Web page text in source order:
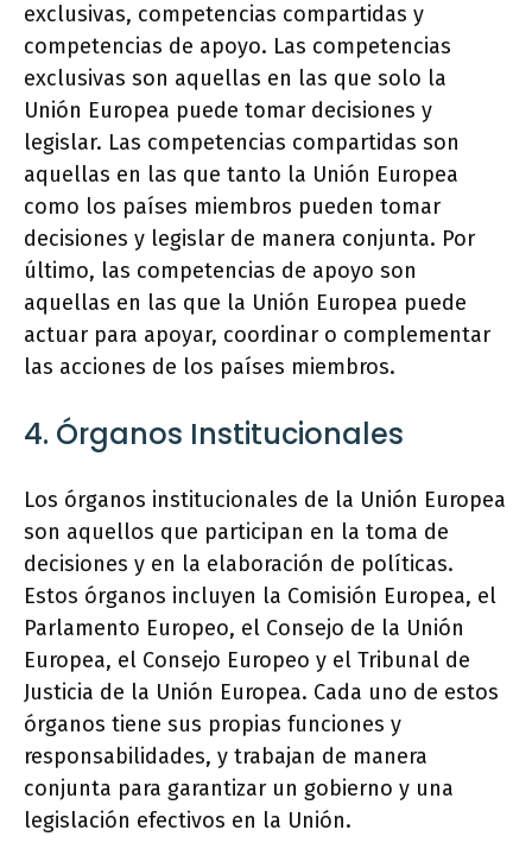
exclusivas, competencias compartidas y
competencias de apoyo. Las competencias
exclusivas son aquellas en las que solo la
Unión Europea puede tomar decisiones y
legislar. Las competencias compartidas son
aquellas en las que tanto la Unión Europea
como los países miembros pueden tomar
decisiones y legislar de manera conjunta. Por
último, las competencias de apoyo son
aquellas en las que la Unión Europea puede
actuar para apoyar, coordinar o complementar
las acciones de los países miembros.
4. Órganos Institucionales
Los órganos institucionales de la Unión Europea
son aquellos que participan en la toma de
decisiones y en la elaboración de políticas.
Estos órganos incluyen la Comisión Europea, el
Parlamento Europeo, el Consejo de la Unión
Europea, el Consejo Europeo y el Tribunal de
Justicia de la Unión Europea. Cada uno de estos
órganos tiene sus propias funciones y
responsabilidades, y trabajan de manera
conjunta para garantizar un gobierno y una
legislación efectivos en la Unión.